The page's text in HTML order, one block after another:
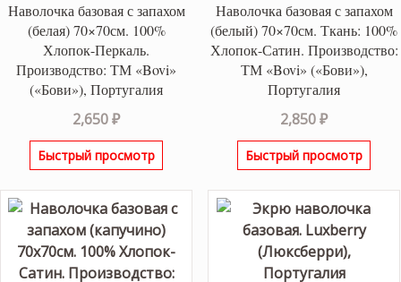
Наволочка базовая с запахом
(белая) 70×70см. 100%
Хлопок-Перкаль.
Производство: ТМ «Bovi»
(«Бови»), Португалия
2,650₽
Быстрый просмотр
Наволочка базовая с запахом
(белый) 70×70см. Ткань: 100%
Хлопок-Сатин. Производство:
ТМ «Bovi» («Бови»),
Португалия
2,850₽
Быстрый просмотр